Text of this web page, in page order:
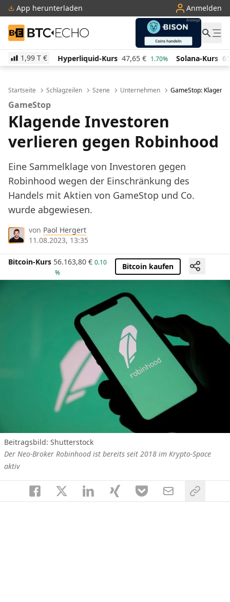
App herunterladen Anmelden
BTC-ECHO
1,99 T €
Hyperliquid-Kurs 47,65 € 1.70% Solana-Kurs 65,66 € 3.10%
Startseite Schlagzeilen Szene Unternehmen GameStop:
GameStop
Klagende Investoren
verlieren gegen Robinhood
Eine Sammelklage von Investoren gegen
Robinhood wegen der Einschränkung des
Handels mit Aktien von GameStop und Co.
wurde abgewiesen.
von Paol Hergert
11.08.2023, 13:35
Bitcoin-Kurs 56.163,80 € 0.10
%
Bitcoin kaufen
Beitragsbild: Shutterstock
Der Neo-Broker Robinhood ist bereits seit 2018 im Krypto-Space
aktiv